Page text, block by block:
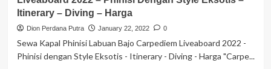
–
2022
Labuan
Bajo
Sinar
Liveaboard
–
Itinerary – Diving – Harga
Dion Perdana Putra January 22, 2022 0
Sewa Kapal Phinisi Labuan Bajo Carpediem Liveaboard 2022 -
Phinisi dengan Style Eksotis - Itinerary - Diving - Harga "Carpe...